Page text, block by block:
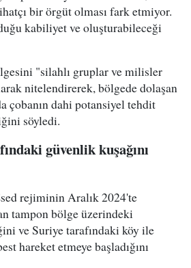
bir örgüt olması fark etmiyor.
kabiliyet ve oluşturabileceği
"silahlı gruplar ve milisler
nitelendirerek, bölgede dolaşan
çobanın dahi potansiyel tehdit
söyledi.
güvenlik kuşağını
rejiminin Aralık 2024'te
tampon bölge üzerindeki
ve Suriye tarafındaki köy ile
hareket etmeye başladığını